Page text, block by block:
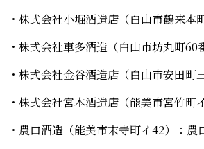
・株式会社小堀酒造店（白山市鶴来
・株式会社車多酒造（白山市坊丸町
・株式会社金谷酒造店（白山市安田
・株式会社宮本酒造店（能美市宮竹
・農口酒造（能美市末寺町イ42）：農